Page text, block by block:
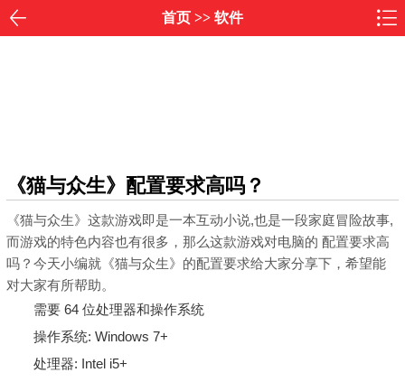
首页>> 软件
《猫与众生》配置要求高吗？
《猫与众生》 这款游戏即是一本互动小说,也是一段家庭冒险故事,
而游戏的特色内容也有很多，那么这款游戏对电脑的 配置要求高
吗？今天小编就《猫与众生》的配置要求给大家分享下，希望能
对大家有所帮助。
需要 64 位处理器和操作系统
操作系统: Windows 7+
处理器: Intel i5+